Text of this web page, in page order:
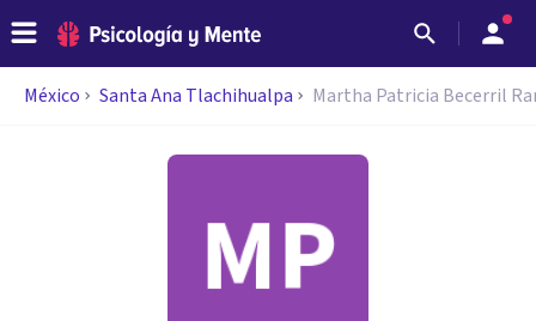
México Santa Ana Tlachihualpa Martha Patricia Becerril